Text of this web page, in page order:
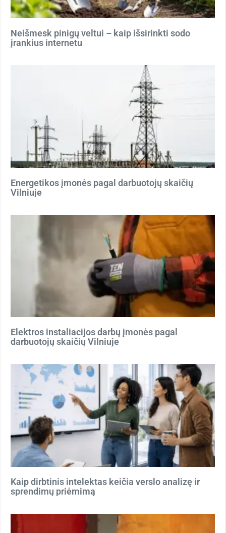
Neišmesk pinigų veltui – kaip išsirinkti sodo
įrankius internetu
Energetikos įmonės pagal darbuotojų skaičių
Vilniuje
Elektros instaliacijos darbų įmonės pagal
darbuotojų skaičių Vilniuje
Kaip dirbtinis intelektas keičia verslo analizę ir
sprendimų priėmimą